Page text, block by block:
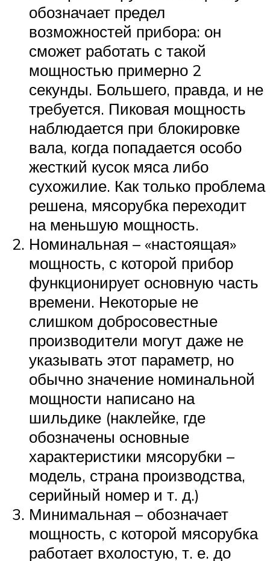
обозначает предел
возможностей прибора: он
сможет работать с такой
мощностью примерно 2
секунды. Большего, правда, и не
требуется. Пиковая мощность
наблюдается при блокировке
вала, когда попадается особо
жесткий кусок мяса либо
сухожилие. Как только проблема
решена, мясорубка переходит
на меньшую мощность.
Номинальная – «настоящая»
мощность, с которой прибор
функционирует основную часть
времени. Некоторые не
слишком добросовестные
производители могут даже не
указывать этот параметр, но
обычно значение номинальной
мощности написано на
шильдике (наклейке, где
обозначены основные
характеристики мясорубки –
модель, страна производства,
серийный номер и т. д.)
Минимальная – обозначает
мощность, с которой мясорубка
работает вхолостую, т. е. до